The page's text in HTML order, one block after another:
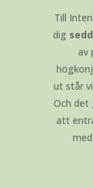
Till
dig sedd
av
ut står
Och det
att